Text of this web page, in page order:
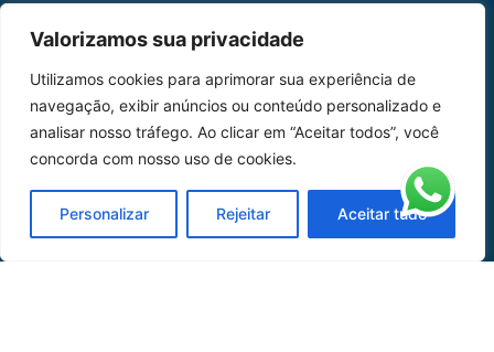
Valorizamos sua privacidade
Utilizamos cookies para aprimorar sua experiência de
navegação, exibir anúncios ou conteúdo personalizado e
analisar nosso tráfego. Ao clicar em “Aceitar todos”, você
concorda com nosso uso de cookies.
Personalizar Rejeitar Aceitar tudo
Home Sobre Nós
Catálogo de Aplicações